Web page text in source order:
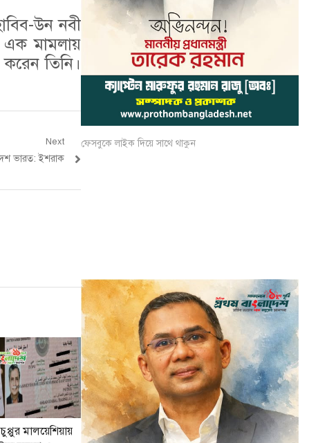
উন নবী
এক মামলায়
তিনি।
Next
দেশ ভারত: ইশরাক
চুপ্পুর মালয়েশিয়ায়
ফেসবুকে লাইক দিয়ে সাথে থাকুন